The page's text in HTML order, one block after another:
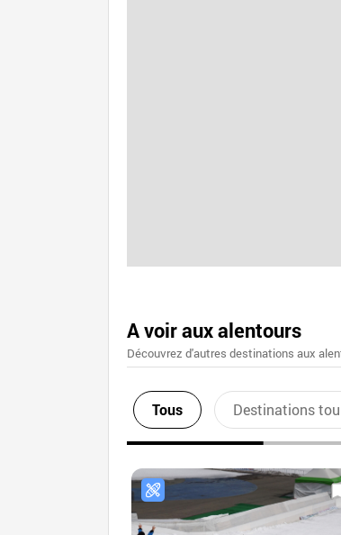
A voir aux alentours
Découvrez d'autres destinations aux
Tous Destinations